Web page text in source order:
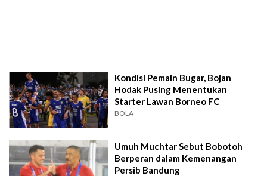
Kondisi Pemain Bugar, Bojan
Hodak Pusing Menentukan
Starter Lawan Borneo FC
BOLA
Umuh Muchtar Sebut Bobotoh
Berperan dalam Kemenangan
Persib Bandung